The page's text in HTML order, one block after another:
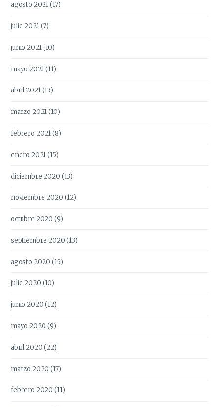
agosto 2021(17)
julio 2021(7)
junio 2021(10)
mayo 2021(11)
abril 2021(13)
marzo 2021(10)
febrero 2021(8)
enero 2021(15)
diciembre 2020 (13)
noviembre 2020 (12)
octubre 2020 (9)
septiembre 2020 (13)
agosto 2020 (15)
julio 2020 (10)
junio 2020 (12)
mayo 2020 (9)
abril 2020 (22)
marzo 2020 (17)
febrero 2020 (11)